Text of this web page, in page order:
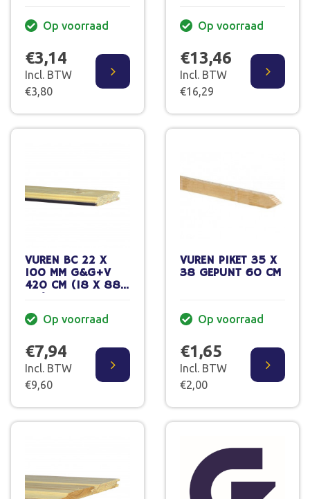
Op voorraad
€3,14
Incl. BTW
€3,80
Op voorraad
€13,46
Incl. BTW
€16,29
VUREN BC 22 X
100 MM G&G+V
420 CM (18 X 88
Op voorraad
€7,94
Incl. BTW
€9,60
VUREN PIKET 35 X
38 GEPUNT 60 CM
Op voorraad
€1,65
Incl. BTW
€2,00